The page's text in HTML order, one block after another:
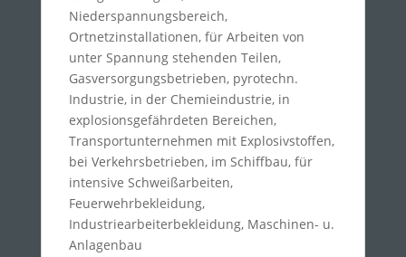
Niederspannungsbereich,
Ortnetzinstallationen, für Arbeiten von
unter Spannung stehenden Teilen,
Gasversorgungsbetrieben, pyrotechn.
Industrie, in der Chemieindustrie, in
explosionsgefährdeten Bereichen,
Transportunternehmen mit Explosivstoffen,
bei Verkehrsbetrieben, im Schiffbau, für
intensive Schweißarbeiten,
Feuerwehrbekleidung,
Industriearbeiterbekleidung, Maschinen- u.
Anlagenbau